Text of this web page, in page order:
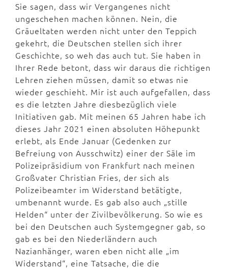
Sie sagen, dass wir Vergangenes nicht
ungeschehen machen können. Nein, die
Gräueltaten werden nicht unter den Teppich
gekehrt, die Deutschen stellen sich ihrer
Geschichte, so weh das auch tut. Sie haben in
Ihrer Rede betont, dass wir daraus die richtigen
Lehren ziehen müssen, damit so etwas nie
wieder geschieht. Mir ist auch aufgefallen, dass
es die letzten Jahre diesbezüglich viele
Initiativen gab. Mit meinen 65 Jahren habe ich
dieses Jahr 2021 einen absoluten Höhepunkt
erlebt, als Ende Januar (Gedenken zur
Befreiung von Ausschwitz) einer der Säle im
Polizeipräsidium von Frankfurt nach meinen
Großvater Christian Fries, der sich als
Polizeibeamter im Widerstand betätigte,
umbenannt wurde. Es gab also auch „stille
Helden“ unter der Zivilbevölkerung. So wie es
bei den Deutschen auch Systemgegner gab, so
gab es bei den Niederländern auch
Nazianhänger, waren eben nicht alle „im
Widerstand“, eine Tatsache, die die